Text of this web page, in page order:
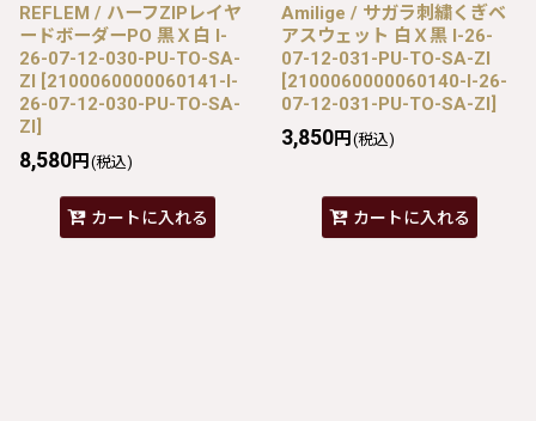
REFLEM / ハーフZIPレイヤ
ードボーダーPO 黒Ｘ白 I-
26-07-12-030-PU-TO-SA-
ZI [2100060000060141-I-
26-07-12-030-PU-TO-SA-
ZI]
8,580円 (税込)
カートに入れる
Amilige / サガラ刺繍くぎベ
アスウェット 白Ｘ黒 I-26-
07-12-031-PU-TO-SA-ZI
[2100060000060140-I-26-
07-12-031-PU-TO-SA-ZI]
3,850円 (税込)
カートに入れる